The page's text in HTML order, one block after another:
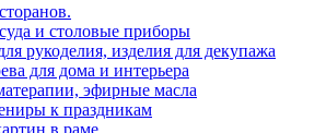
и столовые приборы
рукоделия, изделия для декупажа
для дома и интерьера
эфирные масла
к праздникам
в раме